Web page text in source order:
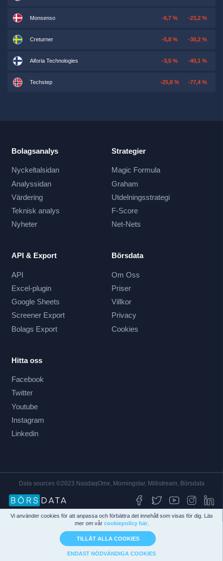
Vi använder cookies för att anpassa och förbättra det innehåll som visas för dig. Läs
mer om vår cookiepolicy här.
TILLÅT ALLA COOKIES
ENDAST NÖDVÄNDIGA COOKIES
Monsenso -6,7 % -23,2 %
Creturner -5,8 % -30,2 %
Aiforia Technologies -3,5 % -40,1 %
Techstep -25,8 % -77,4 %
Bolagsanalys
Nyckeltalsidan
Analyssidan
Värdering
Teknisk analys
Nyheter
Strategier
Magic Formula
Graham
Utdelningsstrategi
F-Score
Net-Nets
API & Export
API
Excel-plugin
Google Sheets
Screener Export
Bolags Export
Börsdata
Om Oss
Priser
Villkor
Privacy
Cookies
Hitta oss
Facebook
Twitter
Youtube
Instagram
Linkedin
Data sources ©2023 NasdaqOmx, Morningstar, Millistream, Börsdata